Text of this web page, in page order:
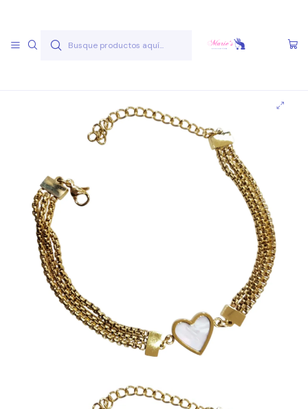
Inicio Joyas Acero Quirúgico Pulseras Acero Quirúgico
Pulseras A.Q. Doradas Pulsera AQ D 1